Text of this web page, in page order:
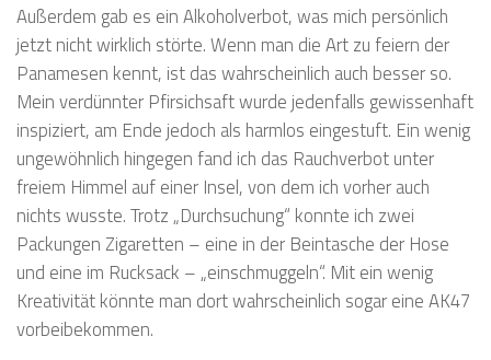
Außerdem gab es ein Alkoholverbot, was mich persönlich
jetzt nicht wirklich störte. Wenn man die Art zu feiern der
Panamesen kennt, ist das wahrscheinlich auch besser so.
Mein verdünnter Pfirsichsaft wurde jedenfalls gewissenhaft
inspiziert, am Ende jedoch als harmlos eingestuft. Ein wenig
ungewöhnlich hingegen fand ich das Rauchverbot unter
freiem Himmel auf einer Insel, von dem ich vorher auch
nichts wusste. Trotz „Durchsuchung“ konnte ich zwei
Packungen Zigaretten – eine in der Beintasche der Hose
und eine im Rucksack – „einschmuggeln“. Mit ein wenig
Kreativität könnte man dort wahrscheinlich sogar eine AK47
vorbeibekommen.